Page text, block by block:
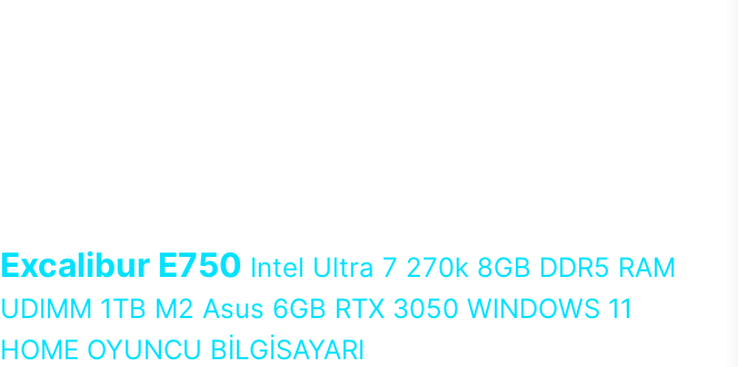
Excalibur E750 Intel Ultra 7 270k 8GB DDR5 RAM
UDIMM 1TB M2 Asus 6GB RTX 3050 WINDOWS 11
HOME OYUNCU BİLGİSAYARI